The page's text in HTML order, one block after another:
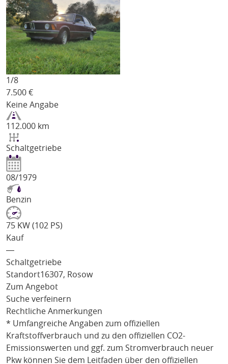
1/8
7.500 €
Keine Angabe
112.000 km
Schaltgetriebe
08/1979
Benzin
75 KW (102 PS)
Kauf
―
Schaltgetriebe
Standort16307, Rosow
Zum Angebot
Suche verfeinern
Rechtliche Anmerkungen
* Umfangreiche Angaben zum offiziellen
Kraftstoffverbrauch und zu den offiziellen CO2-
Emissionswerten und ggf. zum Stromverbrauch neuer
Pkw können Sie dem Leitfaden über den offiziellen